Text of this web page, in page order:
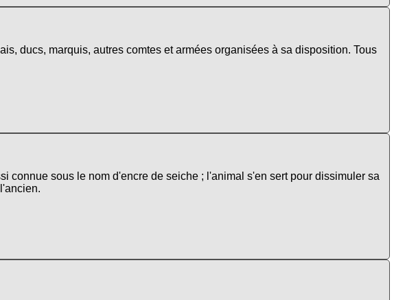
ducs, marquis, autres comtes et armées organisées à sa disposition. Tous
connue sous le nom d'encre de seiche ; l'animal s'en sert pour dissimuler sa